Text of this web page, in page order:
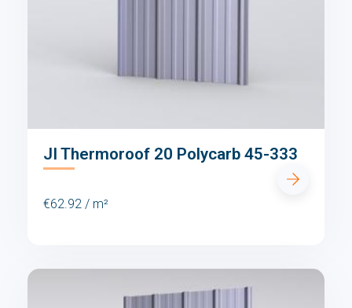
JI Thermoroof 20 Polycarb 45-333
€62.92 / m²